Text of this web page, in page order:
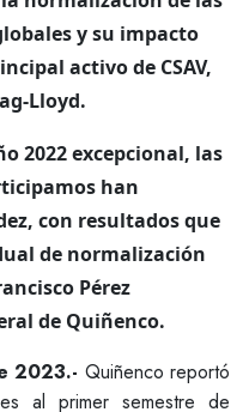
y su impacto
activo de CSAV,
Lloyd.
2022 excepcional, las
han
con resultados que
de normalización
Pérez
de Quiñenco.
2023.- Quiñenco reportó
al primer semestre de